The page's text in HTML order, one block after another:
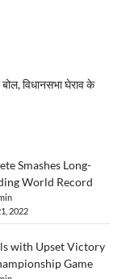
विधानसभा घेराव के
Smashes Long-
World Record
2022
with Upset Victory
Game